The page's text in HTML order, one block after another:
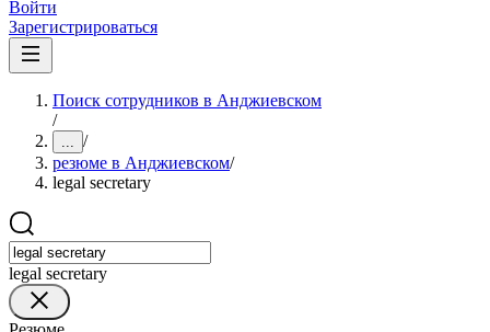
Войти
Зарегистрироваться
Поиск сотрудников в Анджиевском
/
... /
резюме в Анджиевском/
legal secretary
legal secretary